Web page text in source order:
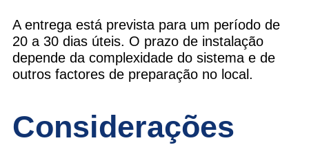
A entrega está prevista para um período de
20 a 30 dias úteis. O prazo de instalação
depende da complexidade do sistema e de
outros factores de preparação no local.
Considerações